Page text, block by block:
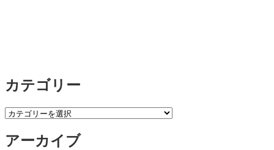
カテゴリー
カ
ゴ
アーカイブ